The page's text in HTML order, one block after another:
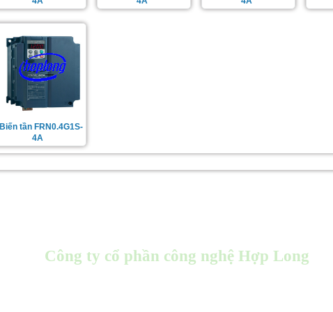
Biến tần FRN0.4G1S-
4A
Công ty cổ phần công nghệ Hợp Long